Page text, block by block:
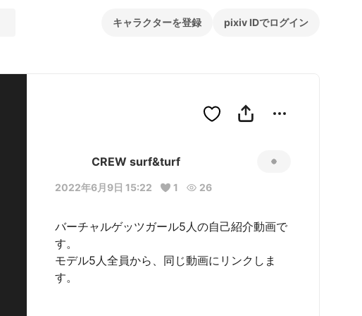
キャラクターを登録 pixiv IDでログイン
CREW surf&turf
2022年6月9日 15:22 1 26
バーチャルゲッツガール5人の自己紹介動画で
す。
モデル5人全員から、同じ動画にリンクしま
す。